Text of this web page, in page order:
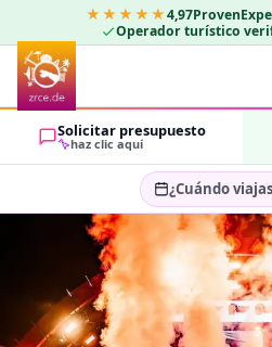
★★★★★4,97
Operador turístico
Solicitar presupuesto
haz clic aquí
¿Cuándo
Seleccionar
2